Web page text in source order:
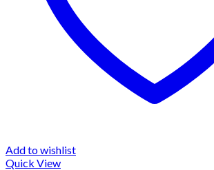
Add to wishlist
Quick View